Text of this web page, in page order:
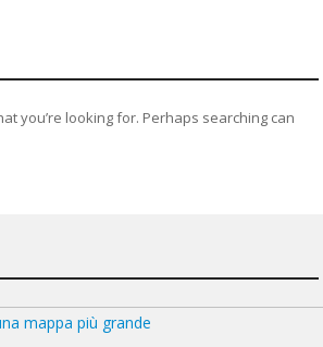
you’re looking for. Perhaps searching can